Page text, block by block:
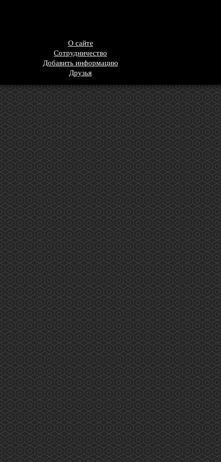
О сайте
Сотрудничество
Добавить информацию
Друзья